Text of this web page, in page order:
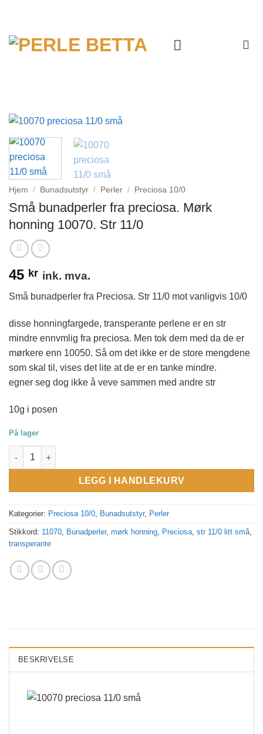
content
Hjem / Bunadsutstyr / Perler / Preciosa 10/0
Små bunadperler fra preciosa. Mørk
honning 10070. Str 11/0
45 kr ink. mva.
Små bunadperler fra Preciosa. Str 11/0 mot vanligvis 10/0
disse honningfargede, transperante perlene er en str
mindre ennvmlig fra preciosa. Men tok dem med da de er
mørkere enn 10050. Så om det ikke er de store mengdene
som skal til, vises det lite at de er en tanke mindre.
egner seg dog ikke å veve sammen med andre str
10g i posen
På lager
Små bunadperler fra preciosa. Mørk honning 10070. Str 11/0
LEGG I HANDLEKURV
Kategorier: Preciosa 10/0, Bunadsutstyr, Perler
Stikkord: 11070, Bunadperler, mørk honning, Preciosa, str 11/0 litt små,
transperante
BESKRIVELSE